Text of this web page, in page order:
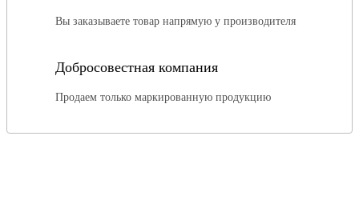
Вы заказываете товар напрямую у производителя
Добросовестная компания
Продаем только маркированную продукцию